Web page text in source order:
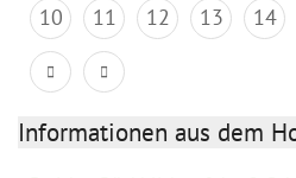
10
11 12 13 14
Informationen aus dem